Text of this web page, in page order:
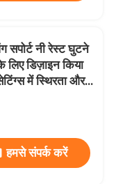
सपोर्ट नी रेस्ट घुटने
डिज़ाइन किया
में स्थिरता और
है
हमसे संपर्क करें